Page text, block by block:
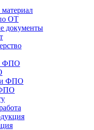
ОТ
документы
ФПО
ФПО